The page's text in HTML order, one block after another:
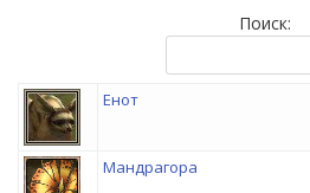
Поиск:
Енот
Мандрагора